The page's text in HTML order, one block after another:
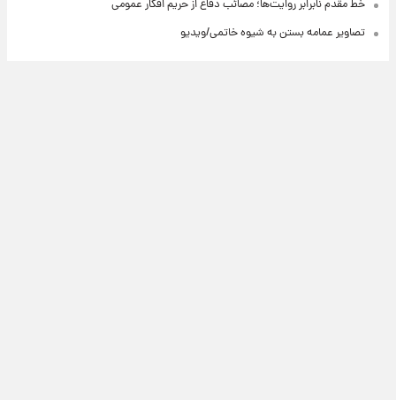
خط مقدم نابرابر روایت‌ها؛ مصائب دفاع از حریم افکار عمومی
تصاویر عمامه بستن به شیوه خاتمی/ویدیو